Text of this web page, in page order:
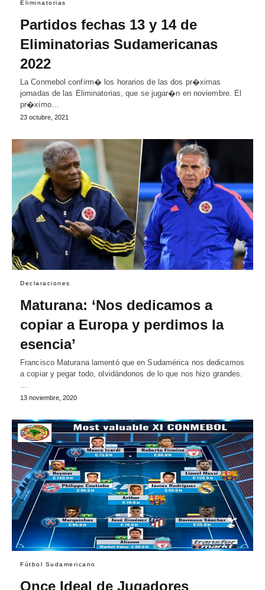
Eliminatorias
Partidos fechas 13 y 14 de
Eliminatorias Sudamericanas
2022
La Conmebol confirm� los horarios de las dos pr�ximas
jornadas de las Eliminatorias, que se jugar�n en noviembre. El
pr�ximo…
23 octubre, 2021
Declaraciones
Maturana: ‘Nos dedicamos a
copiar a Europa y perdimos la
esencia’
Francisco Maturana lamentó que en Sudamérica nos dedicamos
a copiar y pegar todo, olvidándonos de lo que nos hizo grandes.
…
13 noviembre, 2020
Fútbol Sudamericano
Once Ideal de Jugadores